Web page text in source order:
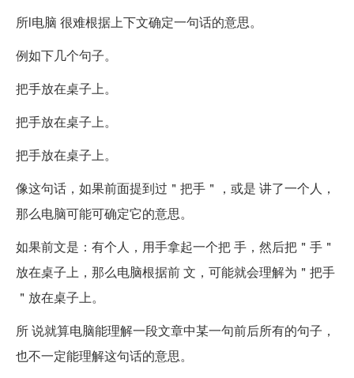
所l电脑 很难根据上下文确定一句话的意思。
例如下几个句子。
把手放在桌子上。
把手放在桌子上。
把手放在桌子上。
像这句话，如果前面提到过＂把手＂，或是 讲了一个人，
那么电脑可能可确定它的意思。
如果前文是：有个人，用手拿起一个把 手，然后把＂手＂
放在桌子上，那么电脑根据前 文，可能就会理解为＂把手
＂放在桌子上。
所 说就算电脑能理解一段文章中某一句前后所有的句子，
也不一定能理解这句话的意思。